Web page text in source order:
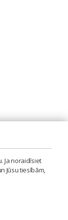
Ja noraidīsiet
Jūsu tiesībām,